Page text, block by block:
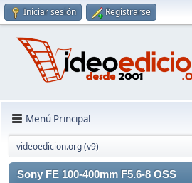
Iniciar sesión Registrarse
Menú Principal
videoedicion.org (v9)
Sony FE 100-400mm F5.6-8 OSS